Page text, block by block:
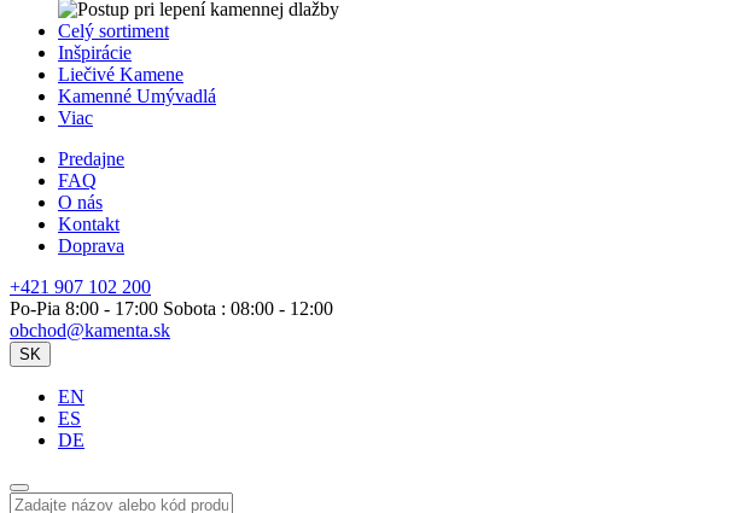
Celý sortiment
Inšpirácie
Liečivé Kamene
Kamenné Umývadlá
Viac
Predajne
FAQ
O nás
Kontakt
Doprava
+421 907 102 200
Po-Pia 8:00 - 17:00 Sobota : 08:00 - 12:00
obchod@kamenta.sk
SK
EN
ES
DE